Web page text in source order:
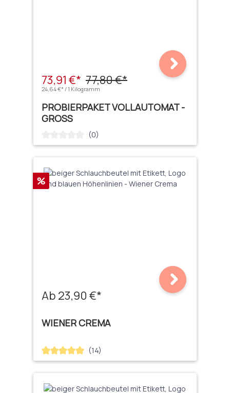
73,91 €* 77,80 €*
24,64 €* / 1 Kilogramm
PROBIERPAKET VOLLAUTOMAT -
GROSS
Durchschnittliche Bewertung von 0 von 5 Sternen
(0)
Rabatt
%
Ab 23,90 €*
WIENER CREMA
Durchschnittliche Bewertung von 5 von 5 Sternen
(14)